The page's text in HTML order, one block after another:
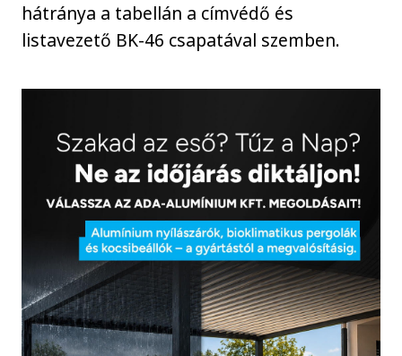
hátránya a tabellán a címvédő és
listavezető BK-46 csapatával szemben.